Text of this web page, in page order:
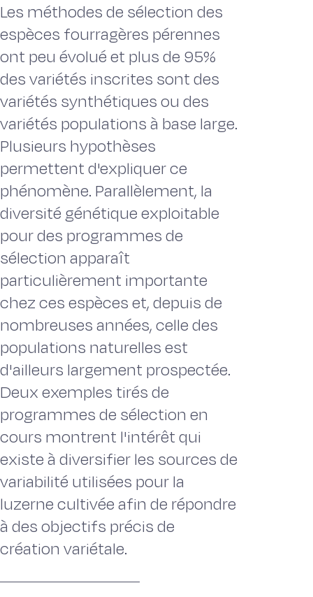
Les méthodes de sélection des
espèces fourragères pérennes
ont peu évolué et plus de 95%
des variétés inscrites sont des
variétés synthétiques ou des
variétés populations à base large.
Plusieurs hypothèses
permettent d'expliquer ce
phénomène. Parallèlement, la
diversité génétique exploitable
pour des programmes de
sélection apparaît
particulièrement importante
chez ces espèces et, depuis de
nombreuses années, celle des
populations naturelles est
d'ailleurs largement prospectée.
Deux exemples tirés de
programmes de sélection en
cours montrent l'intérêt qui
existe à diversifier les sources de
variabilité utilisées pour la
luzerne cultivée afin de répondre
à des objectifs précis de
création variétale.